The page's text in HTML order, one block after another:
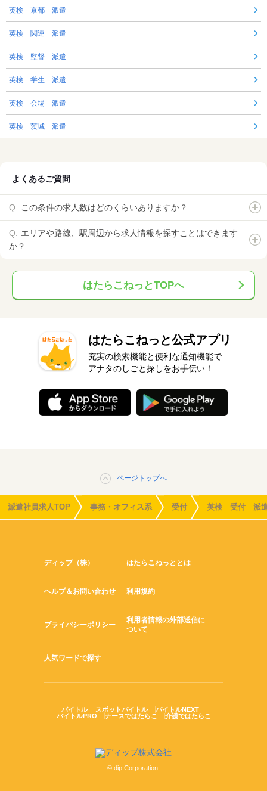
英検 京都 派遣
英検 関連 派遣
英検 監督 派遣
英検 学生 派遣
英検 会場 派遣
英検 茨城 派遣
よくあるご質問
この条件の求人数はどのくらいありますか？
エリアや路線、駅周辺から求人情報を探すことはできます
か？
はたらこねっとTOPへ
はたらこねっと公式アプリ
充実の検索機能と便利な通知機能で
アナタのしごと探しをお手伝い！
ページトップへ
派遣社員求人TOP 事務・オフィス系 受付 英検 受付 派
ディップ（株） はたらこねっととは
ヘルプ＆お問い合わせ 利用規約
プライバシーポリシー
利用者情報の外部送信に
ついて
人気ワードで探す
バイトル スポットバイトル
バイトルNEXT
バイトルPRO
ナースではたらこ 介護ではたらこ
© dip Corporation.